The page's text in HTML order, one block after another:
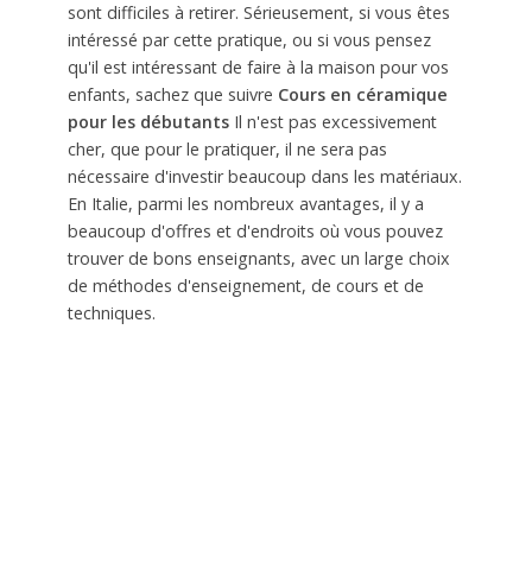
sont difficiles à retirer. Sérieusement, si vous êtes
intéressé par cette pratique, ou si vous pensez
qu'il est intéressant de faire à la maison pour vos
enfants, sachez que suivre Cours en céramique
pour les débutants Il n'est pas excessivement
cher, que pour le pratiquer, il ne sera pas
nécessaire d'investir beaucoup dans les matériaux.
En Italie, parmi les nombreux avantages, il y a
beaucoup d'offres et d'endroits où vous pouvez
trouver de bons enseignants, avec un large choix
de méthodes d'enseignement, de cours et de
techniques.